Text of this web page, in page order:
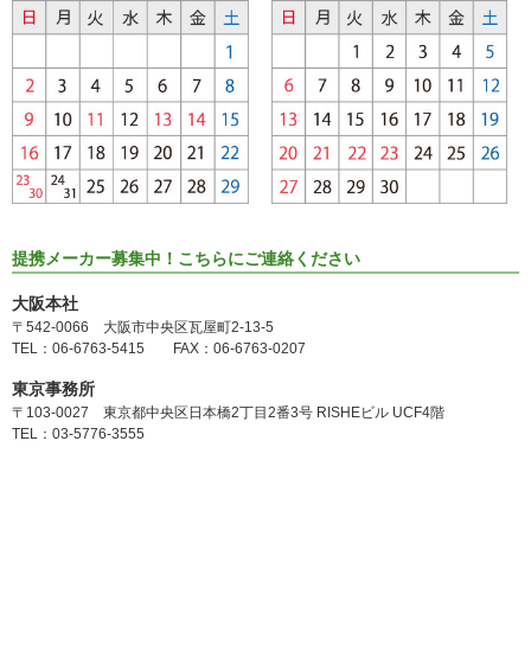
提携メーカー募集中！こちらにご連絡ください
大阪本社
〒542-0066 大阪市中央区瓦屋町2-13-5
TEL：06-6763-5415 FAX：06-6763-0207
東京事務所
〒103-0027 東京都中央区日本橋2丁目2番3号 RISHEビル UCF4階
TEL：03-5776-3555